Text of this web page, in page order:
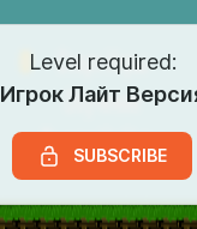
Level required:
Игрок Лайт
SUBSCRIBE